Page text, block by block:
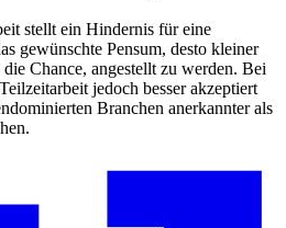
stellt ein Hindernis für eine
gewünschte Pensum, desto kleiner
Chance, angestellt zu werden. Bei
jedoch besser akzeptiert
Branchen anerkannter als